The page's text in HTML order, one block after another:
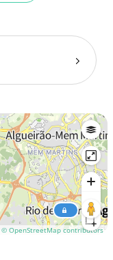
© OpenStreetMap contributors